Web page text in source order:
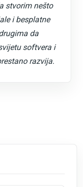
stvorim nešto
i besplatne
da
softvera i
razvija.